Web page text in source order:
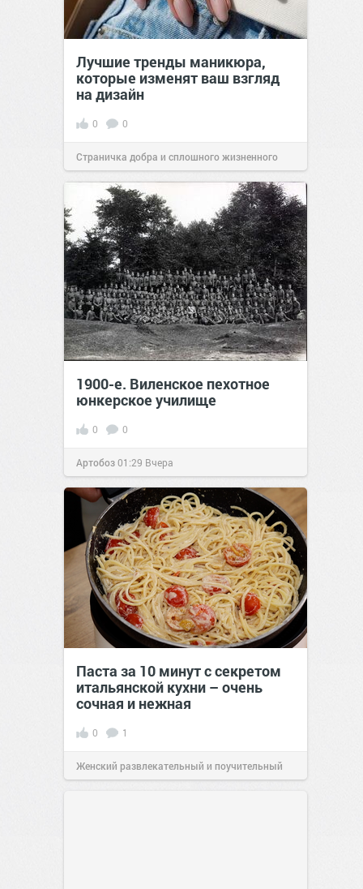
Лучшие тренды маникюра,
которые изменят ваш взгляд
на дизайн
0 0
Страничка добра и сплошного жизненного
позитива!00:29Вчера
1900-е. Виленское пехотное
юнкерское училище
0 0
Артобоз01:29 Вчера
Паста за 10 минут с секретом
итальянской кухни – очень
сочная и нежная
0 1
Женский развлекательный и поучительный